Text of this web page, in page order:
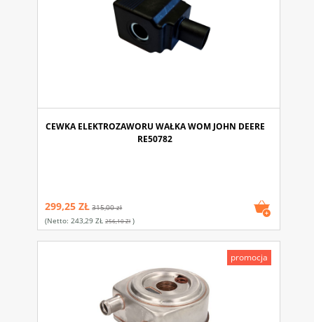
CEWKA ELEKTROZAWORU WAŁKA WOM JOHN DEERE
RE50782
299,25 ZŁ 315,00 zł
(netto: 243,29 ZŁ 256,10 Zł)
promocja